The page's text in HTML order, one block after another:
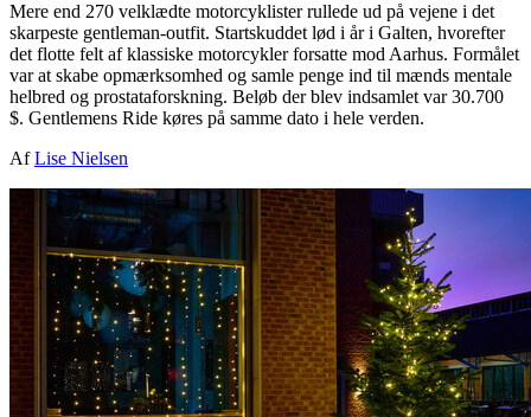
Mere end 270 velklædte motorcyklister rullede ud på vejene i det
skarpeste gentleman-outfit. Startskuddet lød i år i Galten, hvorefter
det flotte felt af klassiske motorcykler forsatte mod Aarhus. Formålet
var at skabe opmærksomhed og samle penge ind til mænds mentale
helbred og prostataforskning. Beløb der blev indsamlet var 30.700
$. Gentlemens Ride køres på samme dato i hele verden.
AfLise Nielsen